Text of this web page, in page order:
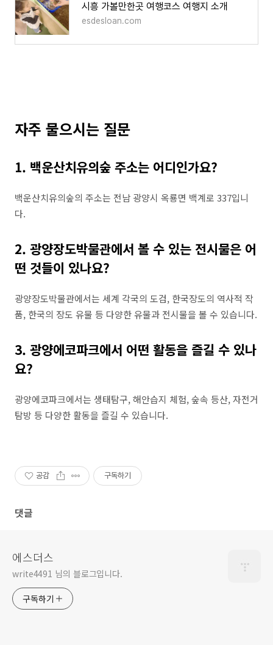
시흥 가볼만한곳 여행코스 여행지 소개
esdesloan.com
자주 물으시는 질문
1. 백운산치유의숲 주소는 어디인가요?
백운산치유의숲의 주소는 전남 광양시 옥룡면 백계로 337입니
다.
2. 광양장도박물관에서 볼 수 있는 전시물은 어
떤 것들이 있나요?
광양장도박물관에서는 세계 각국의 도검, 한국장도의 역사적 작
품, 한국의 장도 유물 등 다양한 유물과 전시물을 볼 수 있습니다.
3. 광양에코파크에서 어떤 활동을 즐길 수 있나
요?
광양에코파크에서는 생태탐구, 해안습지 체험, 숲속 등산, 자전거
탐방 등 다양한 활동을 즐길 수 있습니다.
공감 구독하기
댓글
에스더스
write4491 님의 블로그입니다.
구독하기